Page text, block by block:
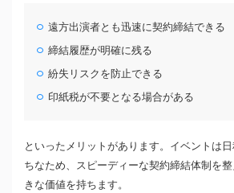
遠方出演者とも迅速に契約締結できる
締結履歴が明確に残る
紛失リスクを防止できる
印紙税が不要となる場合がある
といったメリットがあります。イベントは
ちなため、スピーディーな契約締結体制を
きな価値を持ちます。